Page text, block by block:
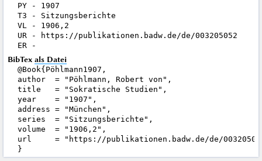
PY - 1907
T3 - Sitzungsberichte
VL - 1906,2
UR - https://publikationen.badw.de/de/003205052
BibTex als Datei
@Book{Pöhlmann1907,
author  = "Pöhlmann, Robert von",
title   = "Sokratische Studien",
year    = "1907",
address = "München",
series  = "Sitzungsberichte",
volume  = "1906,2",
url     = "https://publikationen.badw.de/de/